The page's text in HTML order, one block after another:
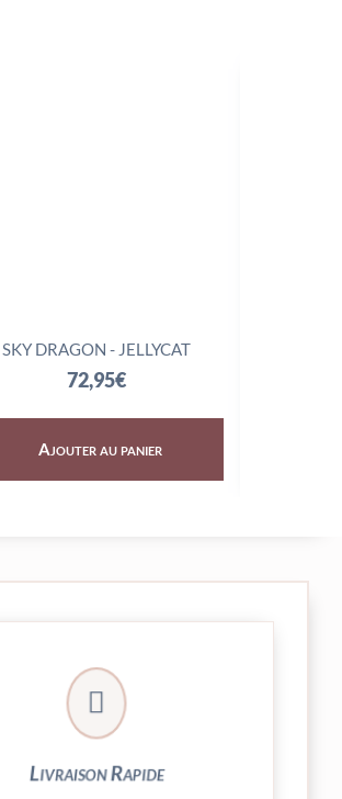
SKY DRAGON - JELLYCAT
72,95€
Ajouter au panier

Livraison Rapide
Votre commande est expédiée sous
24/48h et livrée par Colissimo.